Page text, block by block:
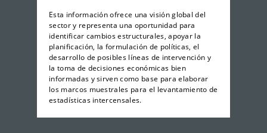
Esta información ofrece una visión global del
sector y representa una oportunidad para
identificar cambios estructurales, apoyar la
planificación, la formulación de políticas, el
desarrollo de posibles líneas de intervención y
la toma de decisiones económicas bien
informadas y sirven como base para elaborar
los marcos muestrales para el levantamiento de
estadísticas intercensales.